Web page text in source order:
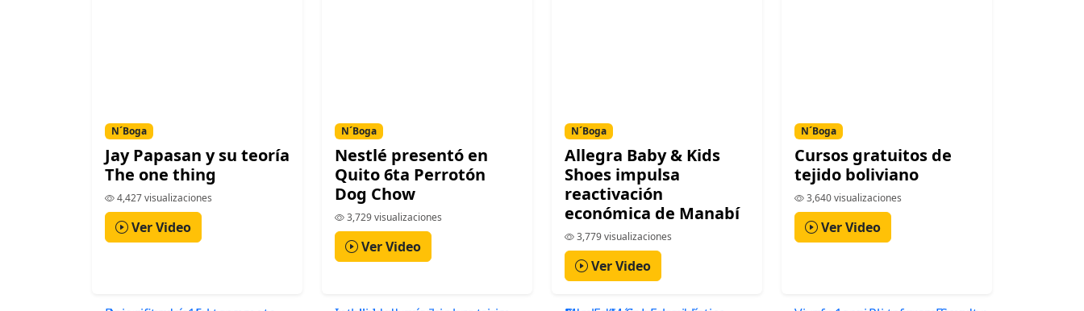
N´Boga
Jay Papasan y su teoría
The one thing
4,427 visualizaciones
Ver Video
N´Boga
Nestlé presentó en
Quito 6ta Perrotón
Dog Chow
3,729 visualizaciones
Ver Video
N´Boga
Allegra Baby & Kids
Shoes impulsa
reactivación
económica de Manabí
3,779 visualizaciones
Ver Video
N´Boga
Cursos gratuitos de
tejido boliviano
3,640 visualizaciones
Ver Video